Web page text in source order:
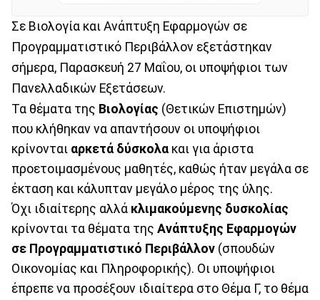
Σε Βιολογία και Ανάπτυξη Εφαρμογών σε
Προγραμματιστικό Περιβάλλον εξετάστηκαν
σήμερα, Παρασκευή 27 Μαΐου, οι υποψήφιοι των
Πανελλαδικών Εξετάσεων.
Τα θέματα της Βιολογίας (Θετικών Επιστημών)
που κλήθηκαν να απαντήσουν οι υποψήφιοι
κρίνονται αρκετά δύσκολα και για άριστα
προετοιμασμένους μαθητές, καθώς ήταν μεγάλα σε
έκταση και κάλυπταν μεγάλο μέρος της ύλης.
Όχι ιδιαίτερης αλλά κλιμακούμενης δυσκολίας
κρίνονται τα θέματα της Ανάπτυξης Εφαρμογών
σε Προγραμματιστικό Περιβάλλον (σπουδών
Οικονομίας και Πληροφορικής). Οι υποψήφιοι
έπρεπε να προσέξουν ιδιαίτερα στο Θέμα Γ, το θέμα